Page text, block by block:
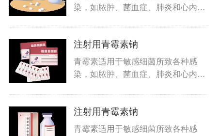
染，如脓肿、菌血症、肺炎和心内膜
注射用青霉素钠
青霉素适用于敏感细菌所致各种感
染，如脓肿、菌血症、肺炎和心内膜
注射用青霉素钠
青霉素适用于敏感细菌所致各种感